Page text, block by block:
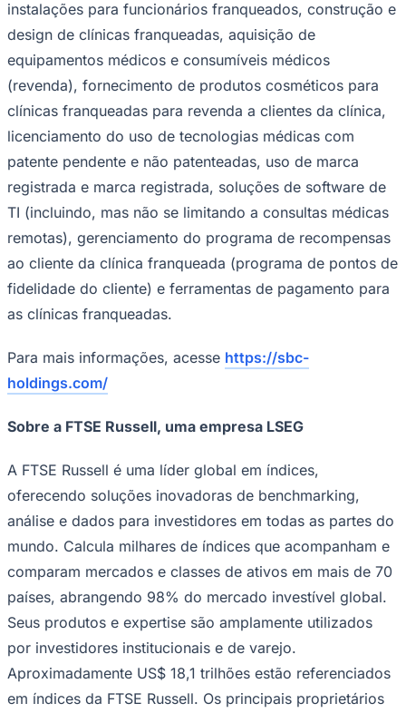
Corinthians
instalações para funcionários franqueados, construção e
design de clínicas franqueadas, aquisição de
equipamentos médicos e consumíveis médicos
(revenda), fornecimento de produtos cosméticos para
clínicas franqueadas para revenda a clientes da clínica,
licenciamento do uso de tecnologias médicas com
patente pendente e não patenteadas, uso de marca
registrada e marca registrada, soluções de software de
TI (incluindo, mas não se limitando a consultas médicas
remotas), gerenciamento do programa de recompensas
ao cliente da clínica franqueada (programa de pontos de
fidelidade do cliente) e ferramentas de pagamento para
as clínicas franqueadas.
Para mais informações, acesse https://sbc-
holdings.com/
Sobre a FTSE Russell, uma empresa LSEG
A FTSE Russell é uma líder global em índices,
oferecendo soluções inovadoras de benchmarking,
análise e dados para investidores em todas as partes do
mundo. Calcula milhares de índices que acompanham e
comparam mercados e classes de ativos em mais de 70
países, abrangendo 98% do mercado investível global.
Seus produtos e expertise são amplamente utilizados
por investidores institucionais e de varejo.
Aproximadamente US$ 18,1 trilhões estão referenciados
em índices da FTSE Russell. Os principais proprietários